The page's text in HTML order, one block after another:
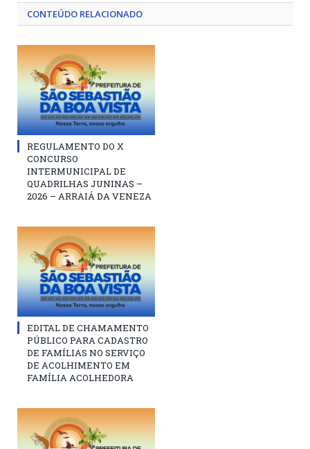
CONTEÚDO RELACIONADO
REGULAMENTO DO X
CONCURSO
INTERMUNICIPAL DE
QUADRILHAS JUNINAS –
2026 – ARRAIÁ DA VENEZA
EDITAL DE CHAMAMENTO
PÚBLICO PARA CADASTRO
DE FAMÍLIAS NO SERVIÇO
DE ACOLHIMENTO EM
FAMÍLIA ACOLHEDORA